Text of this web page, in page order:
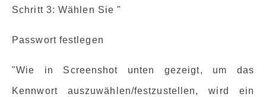
Schritt 3: Wählen Sie "
Passwort festlegen
"Wie in Screenshot unten gezeigt, um das
Kennwort auszuwählen/festzustellen, wird ein